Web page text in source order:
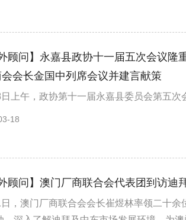
外顾问】永嘉县政协十一届五次会议
会长金国中列席会议并建言献策
上午，政协第十一届永嘉县委员会第五次
18
外顾问】澳门厂商联合会代表团到访
，澳门厂商联合会会长崔煜林率领二十